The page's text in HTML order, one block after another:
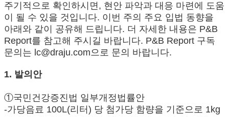
주기적으로 확인하시면, 현안 파악과 대응 마련에 도움
이 될 수 있을 것입니다. 이번 주의 주요 입법 동향을
아래와 같이 공유해 드립니다. 더 자세한 내용은 P&B
Report를 참고해 주시길 바랍니다. P&B Report 구독
문의는 lc@draju.com으로 문의 바랍니다.
1. 발의안
①국민건강증진법 일부개정법률안
-가당음료 100L(리터) 당 첨가당 함량을 기준으로 1kg